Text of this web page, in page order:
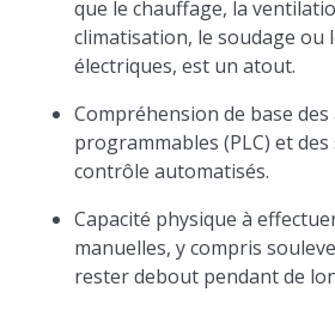
que le chauffage, la
climatisation, le soudage ou
électriques, est un atout.
Compréhension de base
programmables (PLC) et des
contrôle automatisés.
Capacité physique à
manuelles, y compris
rester debout pendant de